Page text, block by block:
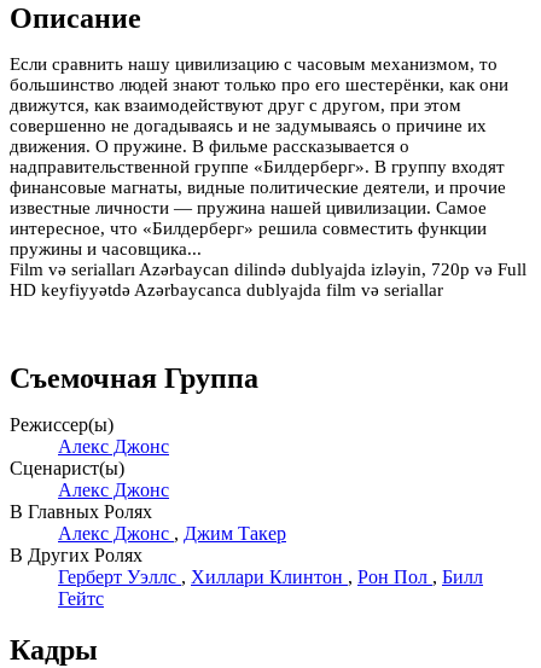
Описание
Если сравнить нашу цивилизацию с часовым механизмом, то
большинство людей знают только про его шестерёнки, как они
движутся, как взаимодействуют друг с другом, при этом
совершенно не догадываясь и не задумываясь о причине их
движения. О пружине. В фильме рассказывается о
надправительственной группе «Билдерберг». В группу входят
финансовые магнаты, видные политические деятели, и прочие
известные личности — пружина нашей цивилизации. Самое
интересное, что «Билдерберг» решила совместить функции
пружины и часовщика...
Film və serialları Azərbaycan dilində dublyajda izləyin, 720p və Full
HD keyfiyyətdə Azərbaycanca dublyajda film və seriallar
Съемочная Группа
Режиссер(ы)
Алекс Джонс
Сценарист(ы)
Алекс Джонс
В Главных Ролях
Алекс Джонс , Джим Такер
В Других Ролях
Герберт Уэллс , Хиллари Клинтон , Рон Пол , Билл
Гейтс
Кадры